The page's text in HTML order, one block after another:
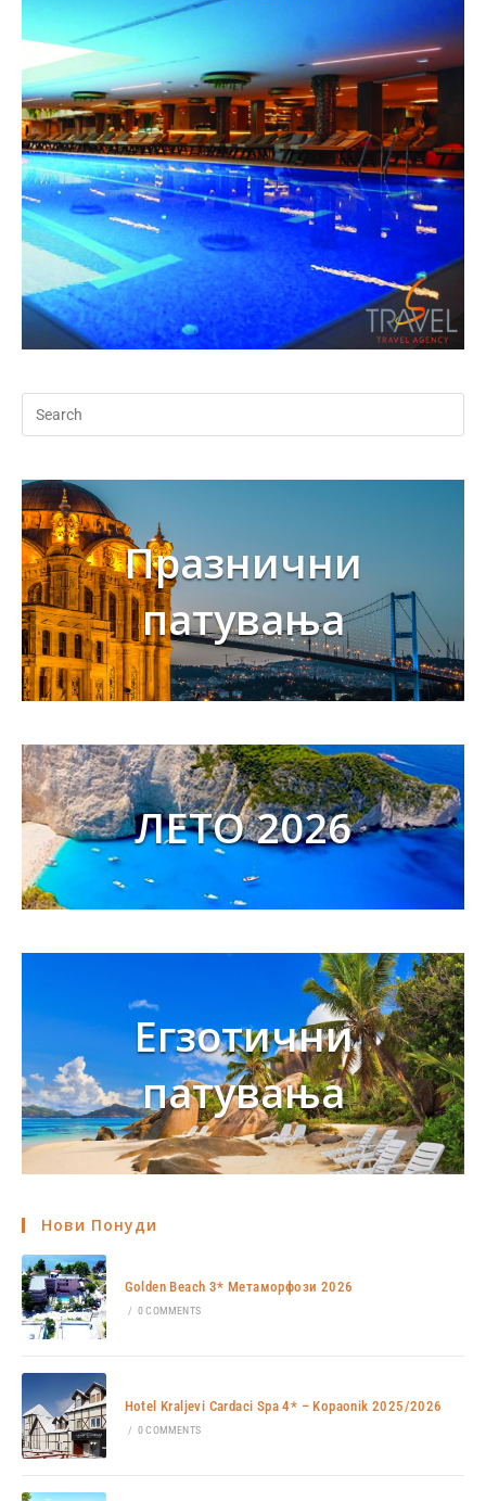
Празнични
патувања
ЛЕТО 2026
Егзотични
патувања
Нови Понуди
Golden Beach 3* Метаморфози 2026
/ 0 COMMENTS
Hotel Kraljevi Cardaci Spa 4* – Kopaonik 2025/2026
/ 0 COMMENTS